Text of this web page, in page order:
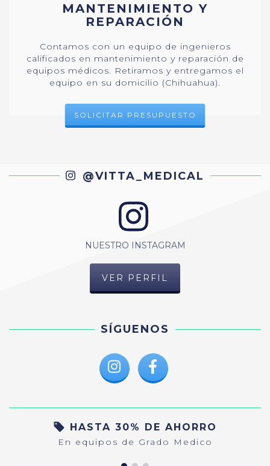
MANTENIMIENTO Y
REPARACIÓN
Contamos con un equipo de ingenieros
calificados en mantenimiento y reparación de
equipos médicos. Retiramos y entregamos el
equipo en su domicilio (Chihuahua).
SOLICITAR PRESUPUESTO
@VITTA_MEDICAL
NUESTRO INSTAGRAM
VER PERFIL
SÍGUENOS
HASTA 30% DE AHORRO
En equipos de Grado Medico